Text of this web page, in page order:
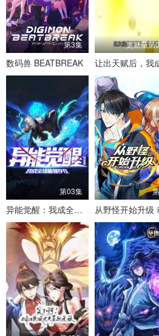
第3集
数码兽 BEATBREAK
更新至第
第03集
异能觉醒：我成全球最强存在 动态漫画